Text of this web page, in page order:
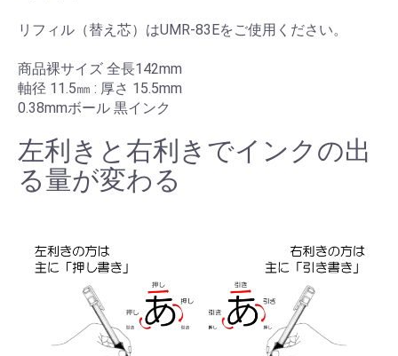
リフィル（替え芯）はUMR-83Eをご使用ください。
商品裸サイズ 全長142mm
軸径 11.5㎜ : 厚さ 15.5mm
0.38mmボール 黒インク
左利きと右利きでインクの出
る量が変わる